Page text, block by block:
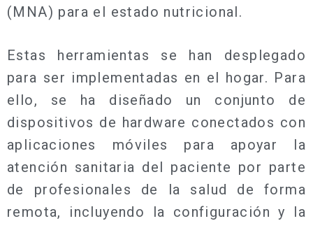
(MNA) para el estado nutricional.
Estas herramientas se han desplegado
para ser implementadas en el hogar. Para
ello, se ha diseñado un conjunto de
dispositivos de hardware conectados con
aplicaciones móviles para apoyar la
atención sanitaria del paciente por parte
de profesionales de la salud de forma
remota, incluyendo la configuración y la